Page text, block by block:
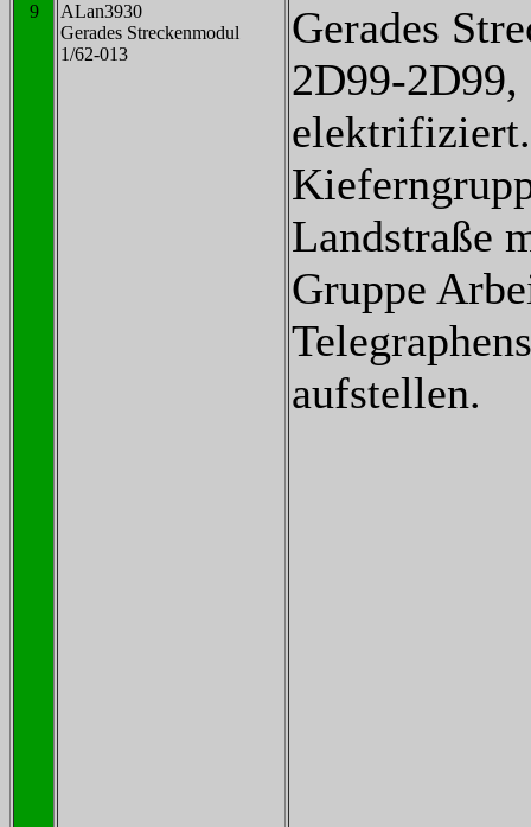
9
ALan3930
Gerades Streckenmodul
1/62-013
Gerades
2D99-2D99,
elektrifiziert.
Landstraße
Gruppe
aufstellen.